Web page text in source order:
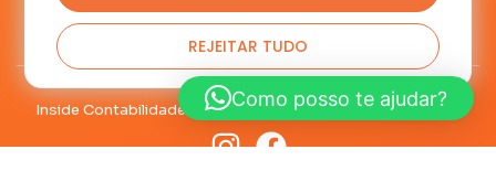
REJEITAR TUDO
Inside Contabilidade 2020 - Todos os Direitos Reservados
Como posso te ajudar?